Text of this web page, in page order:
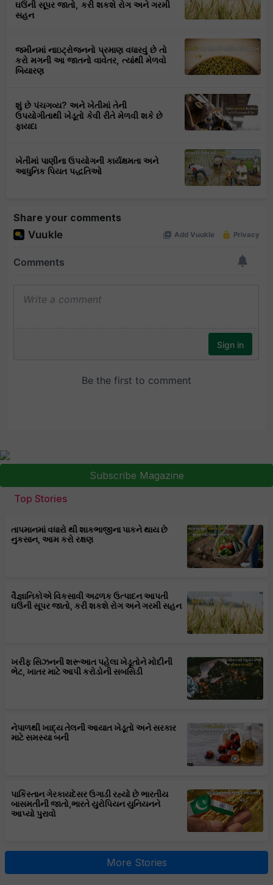
ઘઉંની સૂપર જાતો, કરી શકશે રોગ અને ગરમી
સહન
જમીનમાં નાઇટ્રોજનનો પ્રમાણ વધારવું છે તો
કરો મગની આ જાતનો વાવેતર, ત્યાંથી મેળવો
બિયારણ
શું છે પંચગવ્ય? અને ખેતીમાં તેની
ઉપયોગીતાથી ખેડૂતો કેવી રીતે મેળવી શકે છે
ફાયદા
ખેતીમાં પાણીના ઉપયોગની કાર્યક્ષમતા અને
આધુનિક પિયત પદ્ધતિઓ
Share your comments
Subscribe Magazine
Top Stories
તાપમાનમાં વધારો થી શાકભાજીના પાકને થાય છે
નુકસાન, આમ કરો રક્ષણ
વૈજ્ઞાનિકોએ વિકસાવી અઢળક ઉત્પાદન આપતી
ઘઉંની સૂપર જાતો, કરી શકશે રોગ અને ગરમી સહન
ખરીફ સિઝનની શરૂઆત પહેલા ખેડૂતોને મોદીની
ભેટ, ખાતર માટે આપી કરોડોની સબસિડી
નેપાળથી ખાદ્ય તેલની આયાત ખેડૂતો અને સરકાર
માટે સમસ્યા બની
પાકિસ્તાન ગેરકાયદેસર ઉગાડી રહ્યો છે ભારતીય
બાસમતીની જાતો,ભારતે યુરોપિયન યુનિયનને
આપ્યો પુરાવો
More Stories